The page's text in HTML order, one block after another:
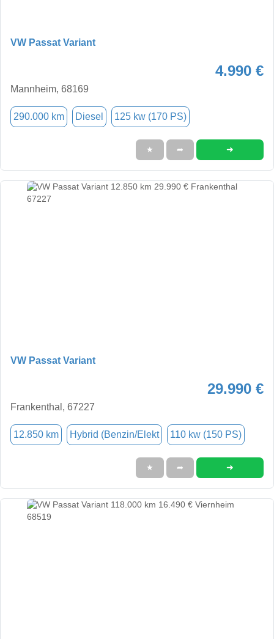
VW Passat Variant
4.990 €
Mannheim, 68169
290.000 km Diesel 125 kw (170 PS)
★ ➦ ➜
VW Passat Variant
29.990 €
Frankenthal, 67227
12.850 km Hybrid (Benzin/Elekt 110 kw (150 PS)
★ ➦ ➜